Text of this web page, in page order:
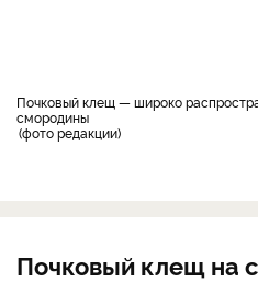
Почковый клещ — широко распространенный вредитель черной
смородины
фото редакции
Почковый клещ на